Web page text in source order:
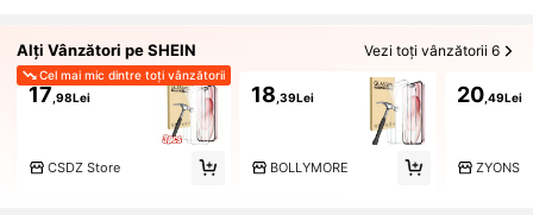
Alți Vânzători pe SHEIN Vezi toți vânzătorii 6
Cel mai mic dintre toți vânzătorii
17 ,98Lei
CSDZ Store
18 ,39Lei
BOLLYMORE
20,49Lei
ZYONS